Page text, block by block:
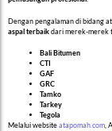
Dengan pengalaman di bidang
aspal terbaikdari merek-merek
Bali Bitumen
CTI
GAF
GRC
Tamko
Tarkey
Tegola
Melalui websiteatapomah.com,